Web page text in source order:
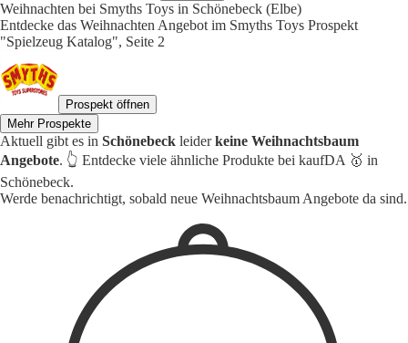
Weihnachten bei Smyths Toys in Schönebeck (Elbe)
Entdecke das Weihnachten Angebot im Smyths Toys Prospekt
"Spielzeug Katalog", Seite 2
Prospekt öffnen
Mehr Prospekte
Aktuell gibt es in Schönebeck leiderkeine Weihnachtsbaum
Angebote. 👆 Entdecke viele ähnliche Produkte bei kaufDA 🥇 in
Schönebeck.
Werde benachrichtigt, sobald neue Weihnachtsbaum Angebote da sind.